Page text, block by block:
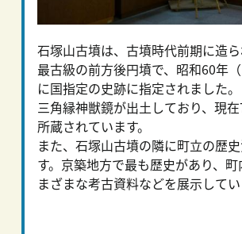
石塚山古墳は、古墳時代前期に造
最古級の前方後円墳で、昭和60年
に国指定の史跡に指定されました。
三角縁神獣鏡が出土しており、現
所蔵されています。
また、石塚山古墳の隣に町立の歴
す。京築地方で最も歴史があり、
まざまな考古資料などを展示してい